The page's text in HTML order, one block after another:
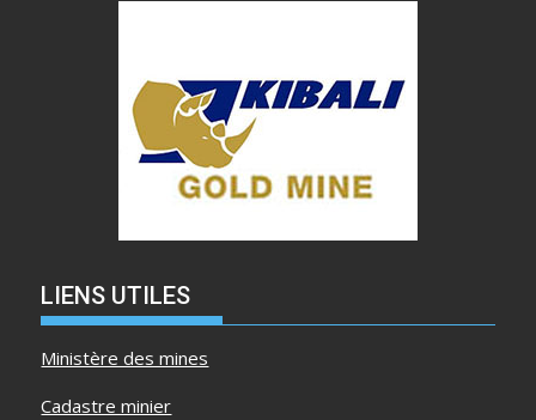
LIENS UTILES
Ministère des mines
Cadastre minier